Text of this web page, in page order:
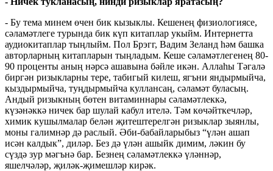
- Бу тема минем өчен бик кызыклы. Кешенең физиологиясе,
сәламәтлеге турында бик күп китаплар укыйм. Интернетта
аудиокитаплар тыңлыйм. Пол Брэгг, Вадим Зеланд һәм башка
авторларның китапларын тыңладым. Кеше сәламәтлегенең 80-
90 проценты аның нәрсә ашавына бәйле икән. Аллаһы Тәгалә
биргән ризыкларны тере, табигый килеш, ягъни яндырмыйча,
кыздырмыйча, туңдырмыйча куллансаң, сәламәт буласың.
Андый ризыкның бөтен витаминнары сәламәтлеккә,
күзәнәккә ничек бар шулай кабул ителә. Тәм көчәйткечләр,
химик кушылмалар белән җитештерелгән ризыклар зыянлы,
моны галимнәр дә раслый. Әби-бабайларыбыз “үлән ашап
исән калдык”, диләр. Без дә үлән ашыйк димим, ләкин бу
сүздә зур мәгънә бар. Безнең сәламәтлеккә үләннәр,
яшелчәләр, җиләк-җимешләр кирәк.